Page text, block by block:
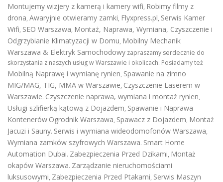
Montujemy wizjery z kamerą i kamery wifi, Robimy filmy z
drona, Awaryjnie otwieramy zamki, Flyxpress.pl, Serwis Kamer
Wifi, SEO Warszawa, Montaż, Naprawa, Wymiana, Czyszczenie i
Odgrzybianie Klimatyzacji w Domu, Mobilny Mechanik
Warszawa & Elektryk Samochodowy zapraszamy serdecznie do
skorzystania z naszych usług w Warszawie i okolicach. Posiadamy też
Mobilną Naprawę i wymianę rynien, Spawanie na zimno
MIG/MAG, TIG, MMA w Warszawie, Czyszczenie Laserem w
Warszawie. Czyszczenie naprawa, wymiana i montaż rynien,
Usługi szlifierką kątową z Dojazdem, Spawanie i Naprawa
Kontenerów Ogrodnik Warszawa, Spawacz z Dojazdem, Montaż
Jacuzi i Sauny. Serwis i wymiana wideodomofonów Warszawa,
Wymiana zamków szyfrowych Warszawa. Smart Home
Automation Dubai. Zabezpieczenia Przed Dzikami, Montaż
okapów Warszawa. Zarządzanie nieruchomościami
luksusowymi, Zabezpieczenia Przed Ptakami, Serwis Maszyn